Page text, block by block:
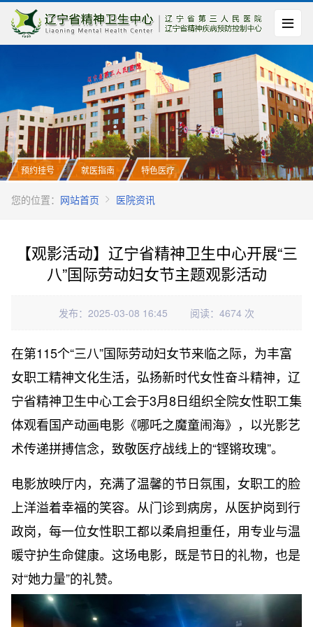
预约挂号 就医指南 特色医疗
您的位置： 网站首页 医院资讯
【观影活动】辽宁省精神卫生中心开展“三
八”国际劳动妇女节主题观影活动
发布：2025-03-08 16:45 阅读：4674 次
在第115个“三八”国际劳动妇女节来临之际，为丰富
女职工精神文化生活，弘扬新时代女性奋斗精神，辽
宁省精神卫生中心工会于3月8日组织全院女性职工集
体观看国产动画电影《哪吒之魔童闹海》，以光影艺
术传递拼搏信念，致敬医疗战线上的“铿锵玫瑰”。
电影放映厅内，充满了温馨的节日氛围，女职工的脸
上洋溢着幸福的笑容。从门诊到病房，从医护岗到行
政岗，每一位女性职工都以柔肩担重任，用专业与温
暖守护生命健康。这场电影，既是节日的礼物，也是
对“她力量”的礼赞。